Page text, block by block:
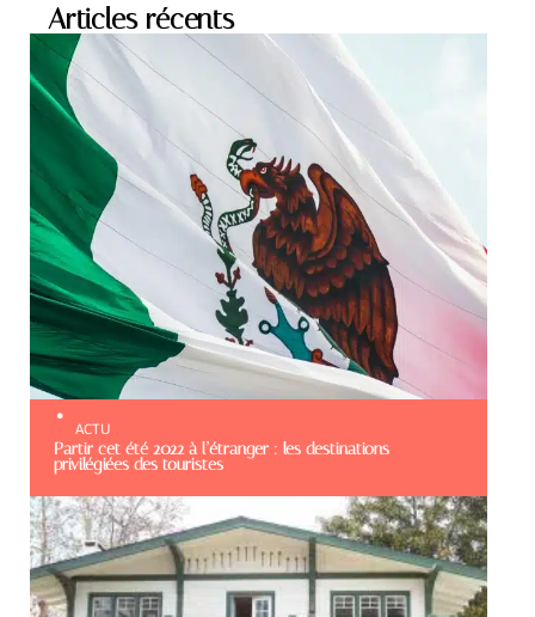
Articles récents
ACTU
Partir cet été 2022 à l’étranger : les destinations
privilégiées des touristes